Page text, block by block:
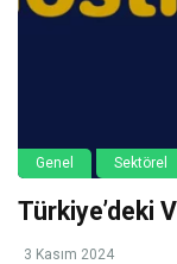
Genel Sektörel
Türkiye’deki
3 Kasım 2024